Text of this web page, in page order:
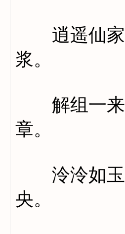
逍遥仙家
浆。
解组一来
章。
泠泠如玉
央。